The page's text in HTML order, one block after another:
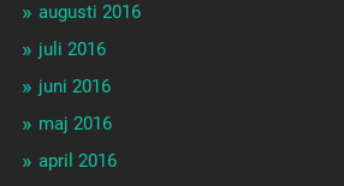
augusti 2016
juli 2016
juni 2016
maj 2016
april 2016